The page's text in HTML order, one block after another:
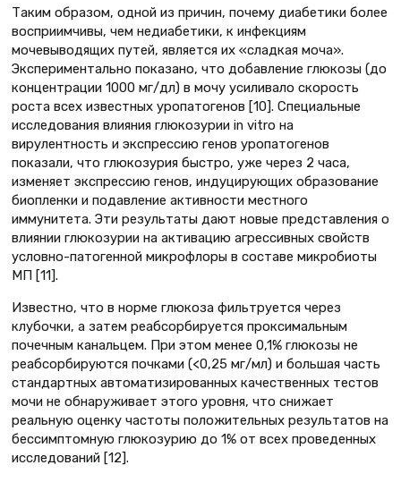
Таким образом, одной из причин, почему диабетики более
восприимчивы, чем недиабетики, к инфекциям
мочевыводящих путей, является их «сладкая моча».
Экспериментально показано, что добавление глюкозы (до
концентрации 1000 мг/дл) в мочу усиливало скорость
роста всех известных уропатогенов [10]. Специальные
исследования влияния глюкозурии in vitro на
вирулентность и экспрессию генов уропатогенов
показали, что глюкозурия быстро, уже через 2 часа,
изменяет экспрессию генов, индуцирующих образование
биопленки и подавление активности местного
иммунитета. Эти результаты дают новые представления о
влиянии глюкозурии на активацию агрессивных свойств
условно-патогенной микрофлоры в составе микробиоты
МП [11].
Известно, что в норме глюкоза фильтруется через
клубочки, а затем реабсорбируется проксимальным
почечным канальцем. При этом менее 0,1% глюкозы не
реабсорбируются почками (<0,25 мг/мл) и большая часть
стандартных автоматизированных качественных тестов
мочи не обнаруживает этого уровня, что снижает
реальную оценку частоты положительных результатов на
бессимптомную глюкозурию до 1% от всех проведенных
исследований [12].